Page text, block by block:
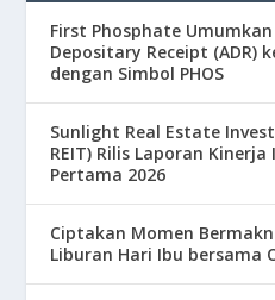
First Phosphate
Depositary Receipt (ADR)
dengan Simbol PHOS
Sunlight Real Estate
REIT) Rilis Laporan
Pertama 2026
Ciptakan Momen
Liburan Hari Ibu bersama